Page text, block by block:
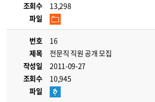
조회수
13,298
파일
번호
16
제목
전문직 직원 공개 모집
작성일
2011-09-27
조회수
10,945
파일